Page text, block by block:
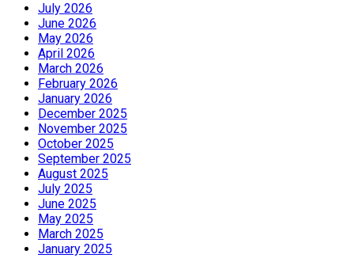
July 2026
June 2026
May 2026
April 2026
March 2026
February 2026
January 2026
December 2025
November 2025
October 2025
September 2025
August 2025
July 2025
June 2025
May 2025
March 2025
January 2025